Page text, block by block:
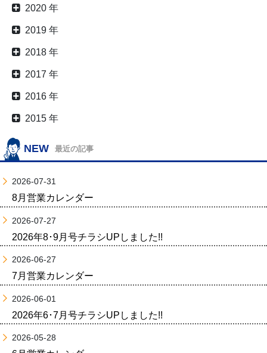
2020 年
2019 年
2018 年
2017 年
2016 年
2015 年
NEW 最近の記事
2026-07-31
8月営業カレンダー
2026-07-27
2026年8･9月号チラシUPしました!!
2026-06-27
7月営業カレンダー
2026-06-01
2026年6･7月号チラシUPしました!!
2026-05-28